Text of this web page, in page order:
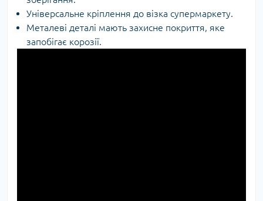
Універсальне кріплення до візка супермаркету.
Металеві деталі мають захисне покриття, яке
запобігає корозії.